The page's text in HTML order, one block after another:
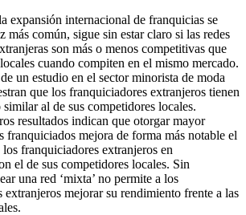
expansión internacional de franquicias se
más común, sigue sin estar claro si las redes
son más o menos competitivas que
cuando compiten en el mismo mercado.
un estudio en el sector minorista de moda
que los franquiciadores extranjeros tienen
al de sus competidores locales.
resultados indican que otorgar mayor
franquiciados mejora de forma más notable el
franquiciadores extranjeros en
el de sus competidores locales. Sin
una red ‘mixta’ no permite a los
extranjeros mejorar su rendimiento frente a las